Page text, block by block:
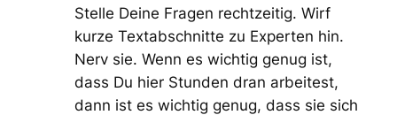
Stelle Deine Fragen rechtzeitig. Wirf
kurze Textabschnitte zu Experten hin.
Nerv sie. Wenn es wichtig genug ist,
dass Du hier Stunden dran arbeitest,
dann ist es wichtig genug, dass sie sich